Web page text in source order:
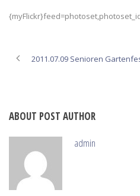
2011.07.09 Senioren
ABOUT POST AUTHOR
admin